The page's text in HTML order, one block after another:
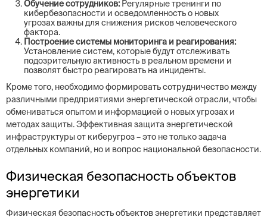
Обучение сотрудников: Регулярные тренинги по
кибербезопасности и осведомленность о новых
угрозах важны для снижения рисков человеческого
фактора.
Построение системы мониторинга и реагирования:
Установление систем, которые будут отслеживать
подозрительную активность в реальном времени и
позволят быстро реагировать на инциденты.
Кроме того, необходимо формировать сотрудничество между
различными предприятиями энергетической отрасли, чтобы
обмениваться опытом и информацией о новых угрозах и
методах защиты. Эффективная защита энергетической
инфраструктуры от киберугроз – это не только задача
отдельных компаний, но и вопрос национальной безопасности.
Физическая безопасность объектов
энергетики
Физическая безопасность объектов энергетики представляет